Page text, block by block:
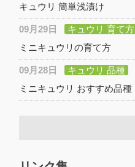
キュウリ 簡単浅漬け
09月29日
キュウリ 育て方
ミニキュウリの育て方
09月28日
キュウリ 品種
ミニキュウリ おすすめ品種